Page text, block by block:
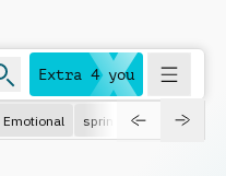
Extra 4 you
Emotional spring